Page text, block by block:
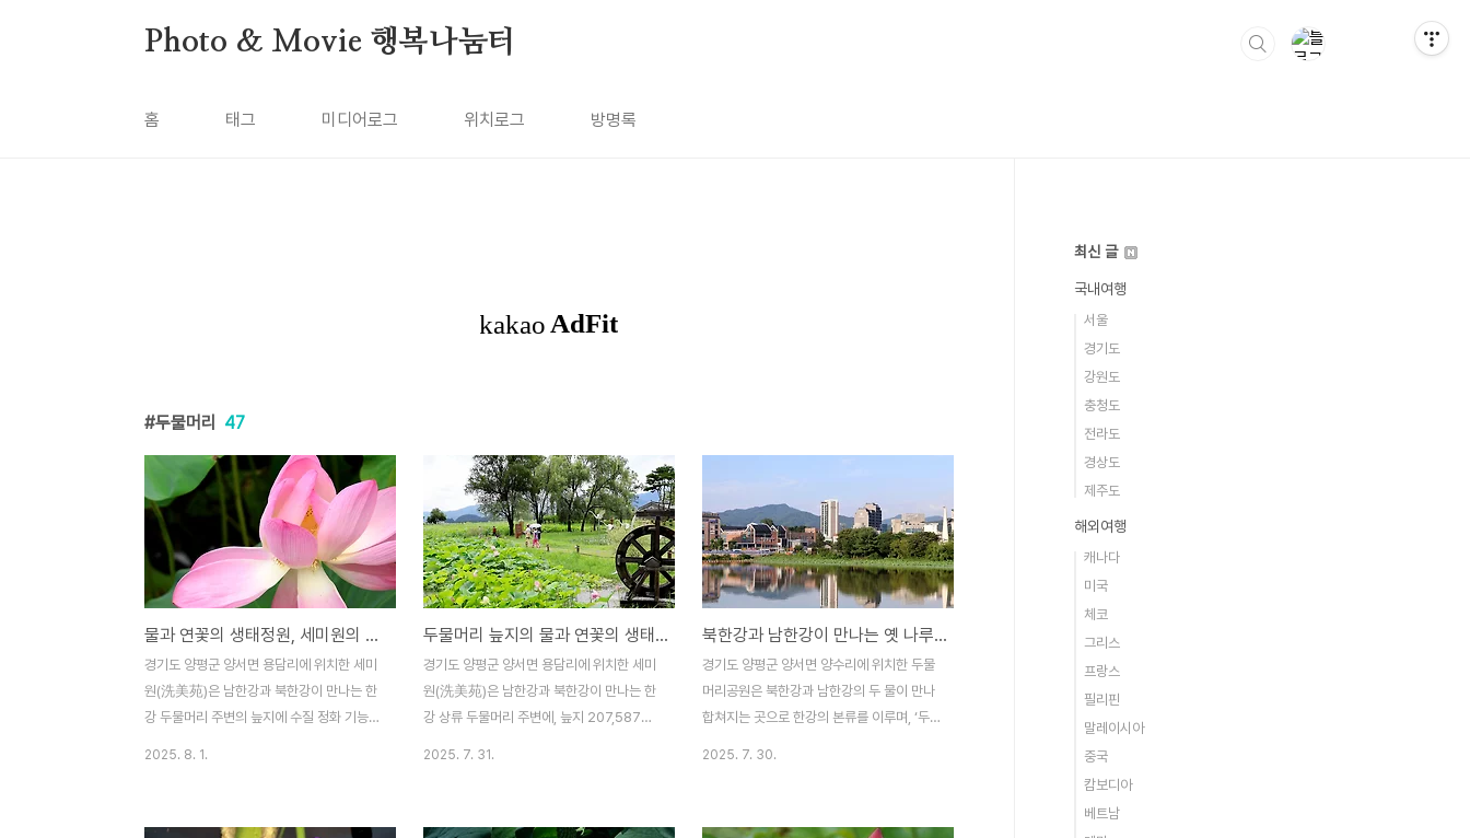
Photo & Movie 행복나눔터
홈 태그 미디어로그 위치로그 방명록
두물머리 47
물과 연꽃의 생태정원, 세미원의 홍련
경기도 양평군 양서면 용담리에 위치한 세미
원(洗美苑)은 남한강과 북한강이 만나는 한
강 두물머리 주변의 늪지에 수질 정화 기능이
2025. 8. 1.
두물머리 늪지의 물과 연꽃의 생태정원, 세미원(洗美苑)
경기도 양평군 양서면 용담리에 위치한 세미
원(洗美苑)은 남한강과 북한강이 만나는 한
강 상류 두물머리 주변에, 늪지 207,587㎡
2025. 7. 31.
북한강과 남한강이 만나는 옛 나루터, 두물머리공원
경기도 양평군 양서면 양수리에 위치한 두물
머리공원은 북한강과 남한강의 두 물이 만나
합쳐지는 곳으로 한강의 본류를 이루며, ‘두
2025. 7. 30.
최신 글
국내여행
서울
경기도
강원도
충청도
전라도
경상도
제주도
해외여행
캐나다
미국
체코
그리스
프랑스
필리핀
말레이시아
중국
캄보디아
베트남